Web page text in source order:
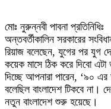
মোঃ নুরুন্নবী পাবনা প্রতিনিধিঃ
অন্তবর্তীকালিন সরকারের
রিয়াজ বলেছেন, যুগের পর যুগ
কয়েক মাসে ঠিক করে দিবো
দিচ্ছে আপনারা পারেন, ‘৯০
বলেছিল বাংলাদেশ টিকবে না।
নতুন বাংলাদেশ শুরু হয়েছে।